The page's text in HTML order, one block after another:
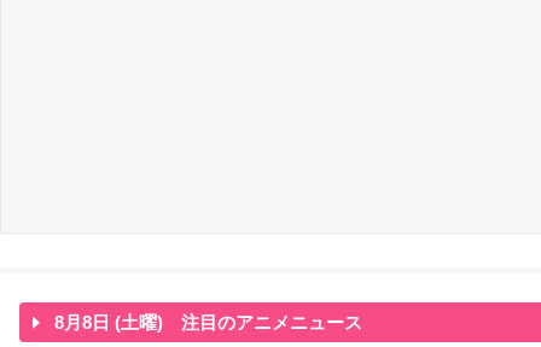
8月8日 (土曜) 注目のアニメニュース